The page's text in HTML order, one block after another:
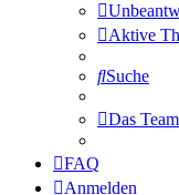
Aktive
Suche
Das Team
FAQ
Anmelden